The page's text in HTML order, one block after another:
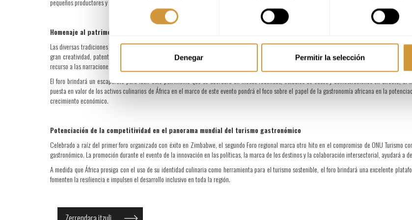
consentimiento
Denegar Permitir la selección
pequeños productores y empresas en el sector turístico.
Homenaje al patrimonio culinario de África
Las diversas tradiciones culinarias de África encierran un potencial ingente para posicionar al continente como un destino turístico gastronómico
gran creatividad, patentes no solo en algunas preparaciones que ya gozan del reconocimiento de la UNESCO, como el cuscús, la salsa harissa
recurso a las narraciones.
El foro brindará un escaparate para lucir este patrimonio que se abordará en mesas redondas, estudios de casos y demostraciones en directo,
puesta en valor de los activos culinarios de África en el marco de este evento pondrá el foco sobre el papel de la gastronomía africana en la
crecimiento económico.
Potenciación de la competitividad en el panorama mundial del turismo gastronómico
Celebrado a raíz del primer foro organizado con éxito en Zimbabwe, el segundo Foro regional marca otro hito en el compromiso de ONU Turismo
gastronómico. La promoción durante el evento de la innovación en las políticas, la marca de los destinos y la colaboración intersectorial, ayudará a
A medida que África prosiga con el uso de su identidad culinaria como herramienta para el turismo sostenible, el foro brindará una excelente
fomenten la resiliencia e impulsen el desarrollo inclusivo en toda la región.